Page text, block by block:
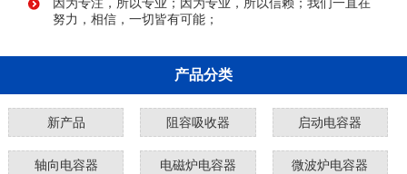
因为专注，所以专业；因为专业，所以信赖；我们一直在
努力，相信，一切皆有可能；
产品分类
新产品 阻容吸收器 启动电容器
轴向电容器 电磁炉电容器 微波炉电容器